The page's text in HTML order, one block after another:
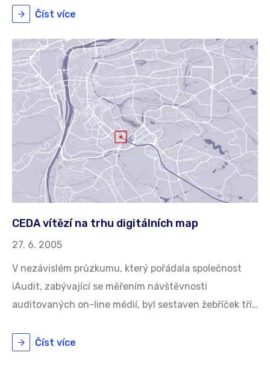
Číst více
CEDA vítězí na trhu digitálních map
27. 6. 2005
V nezávislém průzkumu, který pořádala společnost
iAudit, zabývající se měřením návštěvnosti
auditovaných on-line médií, byl sestaven žebříček tří…
Číst více